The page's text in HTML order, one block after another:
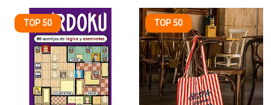
TOP 50 TOP 50